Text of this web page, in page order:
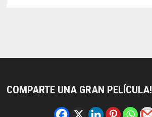
COMPARTE UNA GRAN PELÍCULA!